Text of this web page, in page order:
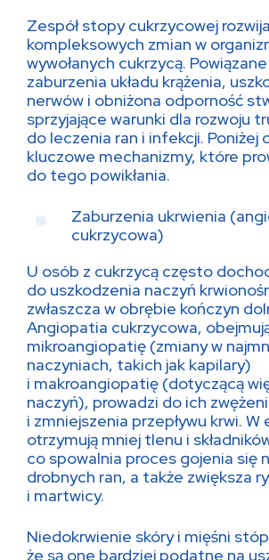
Zespół stopy cukrzycowej
kompleksowych zmian w
wywołanych cukrzycą.
zaburzenia układu krążenia,
nerwów i obniżona odporność
sprzyjające warunki dla rozwoju
do leczenia ran i infekcji. Poniżej
kluczowe mechanizmy, które
do tego powikłania.
Zaburzenia ukrwienia
cukrzycowa)
U osób z cukrzycą często
do uszkodzenia naczyń
zwłaszcza w obrębie kończyn
Angiopatia cukrzycowa,
mikroangiopatię (zmiany w
naczyniach, takich jak kapilary)
i makroangiopatię (dotyczącą
naczyń), prowadzi do ich
i zmniejszenia przepływu krwi.
otrzymują mniej tlenu i
co spowalnia proces gojenia się
drobnych ran, a także zwiększa
i martwicy.
Niedokrwienie skóry i mięśni
że są one bardziej podatne na